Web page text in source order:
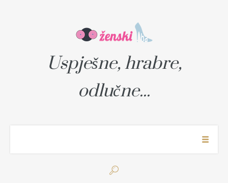
Uspješne, hrabre,
odlučne...